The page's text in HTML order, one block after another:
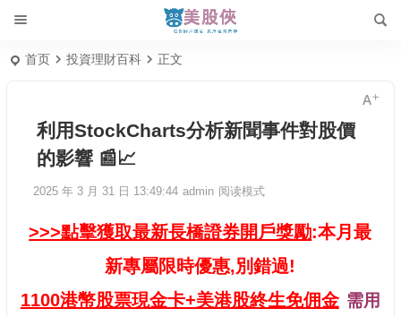
首页 投資理財百科 正文
利用StockCharts分析新聞事件對股價
的影響 📰📈
2025 年 3 月 31 日 13:49:44 admin 阅读模式
>>>點擊獲取最新長橋證券開戶獎勵:本月最
新專屬限時優惠,別錯過!
1100港幣股票現金卡+美港股終生免佣金 需用